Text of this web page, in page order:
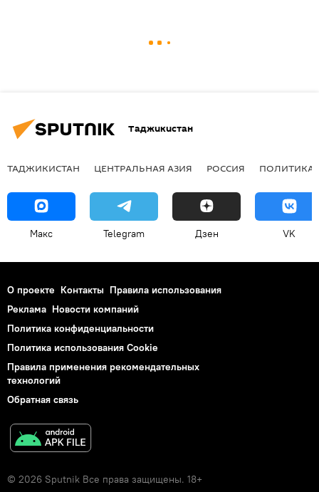
Таджикистан
ТАДЖИКИСТАН ЦЕНТРАЛЬНАЯ АЗИЯ РОССИЯ ПОЛИТИКА
Макс Telegram Дзен VK
О проекте Контакты Правила использования
Реклама Новости компаний
Политика конфиденциальности
Политика использования Cookie
Правила применения рекомендательных
технологий
Обратная связь
© 2026 Sputnik Все права защищены. 18+